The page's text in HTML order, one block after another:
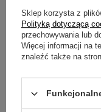
Bądź na bieżąco
Sklep korzysta z
Polityką dotyczącą
przechowywania lub
Więcej informacji na
znaleźć także na